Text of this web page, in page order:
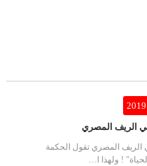
في الريف المصري
الريف المصري تقول الحكمة
! ولهذا ا…